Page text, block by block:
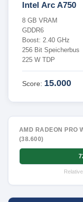
Intel Arc A750
8 GB VRAM
GDDR6
Boost: 2.40 GHz
256 Bit Speicherbus
225 W TDP
Score: 15.000
AMD RADEON PRO
(38.600)